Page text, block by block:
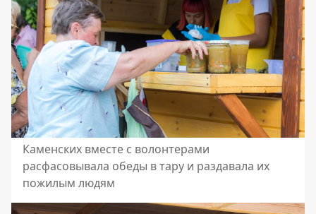
Каменских вместе с волонтерами
расфасовывала обеды в тару и раздавала их
пожилым людям